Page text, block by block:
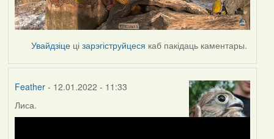
Увайдзіце цізарэгіструйцеся каб пакідаць каментары.
Feather- 12.01.2022 - 11:33
Лиса.